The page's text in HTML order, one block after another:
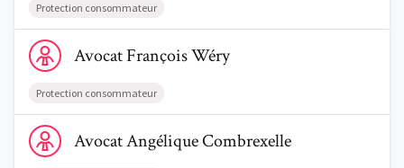
Protection consommateur
Voir le profil de AvocatFrançois Wéry
AvocatFrançoisWéry
Protection consommateur
Voir le profil de AvocatAngélique Combrexelle
AvocatAngéliqueCombrexelle